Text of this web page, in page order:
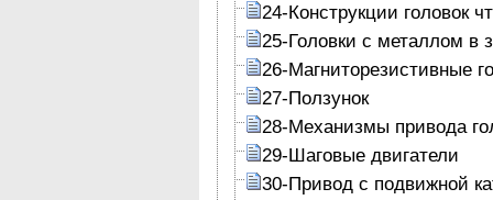
24-Конструкции головок
25-Головки с металлом в
26-Магниторезистивные
27-Ползунок
28-Механизмы привода
29-Шаговые двигатели
30-Привод с подвижной